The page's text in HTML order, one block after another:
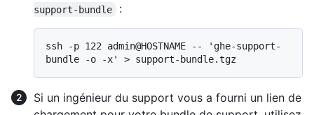
support-bundle
:
ssh -p 122 admin@HOSTNAME -- 'ghe-support-
Si un ingénieur du support vous a fourni un lien de